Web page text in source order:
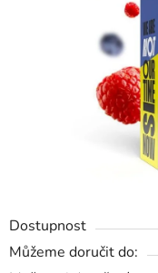
Dostupnost
Můžeme doručit do: